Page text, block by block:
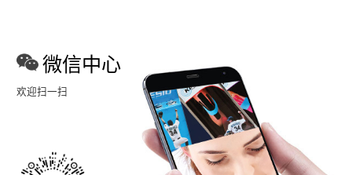
微信中心
欢迎扫一扫